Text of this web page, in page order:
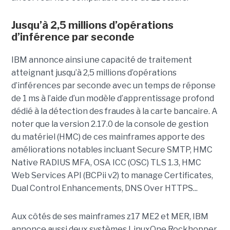
Jusqu’à 2,5 millions d’opérations
d’inférence par seconde
IBM annonce ainsi une capacité de traitement
atteignant jusqu’à 2,5 millions d’opérations
d’inférences par seconde avec un temps de réponse
de 1 ms à l’aide d’un modèle d’apprentissage profond
dédié à la détection des fraudes à la carte bancaire. A
noter que la version 2.17.0 de la console de gestion
du matériel (HMC) de ces mainframes apporte des
améliorations notables incluant Secure SMTP, HMC
Native RADIUS MFA, OSA ICC (OSC) TLS 1.3, HMC
Web Services API (BCPii v2) to manage Certificates,
Dual Control Enhancements, DNS Over HTTPS...
Aux côtés de ses mainframes z17 ME2 et MER, IBM